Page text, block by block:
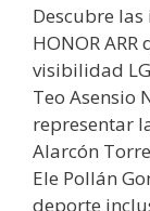
Descubre las
HONOR
visibilidad
Teo Asensio
representar
Alarcón
Ele Pollán
deporte